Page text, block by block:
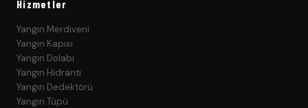
Hizmetler
Yangın Merdiveni
Yangın Kapısı
Yangın Dolabı
Yangın Hidrantı
Yangın Dedektörü
Yangın Tüpü